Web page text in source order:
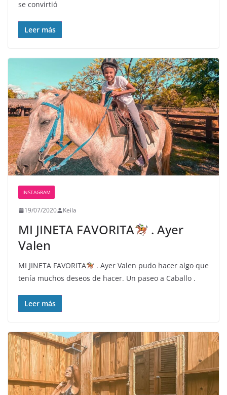
se convirtió
Leer más
INSTAGRAM
19/07/2020 Keila
MI JINETA FAVORITA
. Ayer
Valen
MI JINETA FAVORITA
. Ayer Valen pudo hacer algo que
tenía muchos deseos de hacer. Un paseo a Caballo .
Leer más